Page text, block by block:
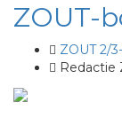
ZOUT-
ZOUT 2/
Redactie